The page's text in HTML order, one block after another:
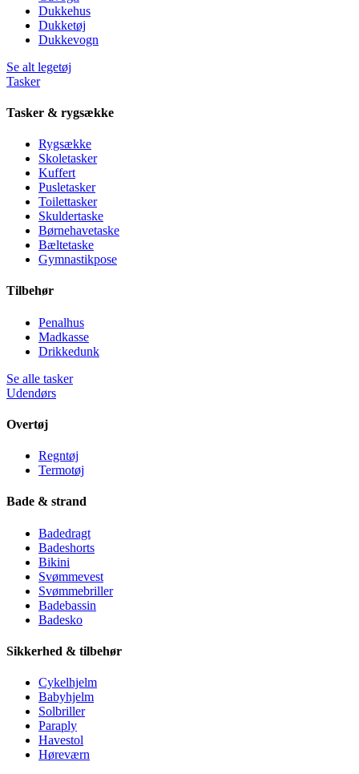
Dukkehus
Dukketøj
Dukkevogn
Se alt legetøj
Tasker
Tasker & rygsække
Rygsække
Skoletasker
Kuffert
Pusletasker
Toilettasker
Skuldertaske
Børnehavetaske
Bæltetaske
Gymnastikpose
Tilbehør
Penalhus
Madkasse
Drikkedunk
Se alle tasker
Udendørs
Overtøj
Regntøj
Termotøj
Bade & strand
Badedragt
Badeshorts
Bikini
Svømmevest
Svømmebriller
Badebassin
Badesko
Sikkerhed & tilbehør
Cykelhjelm
Babyhjelm
Solbriller
Paraply
Havestol
Høreværn